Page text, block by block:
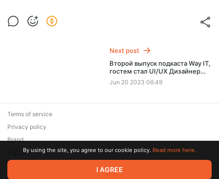
Next post
Второй выпуск подкаста Way IT,
гостем стал UI/UX Дизайнер
Денис Коробов
Jun 20 2023 06:49
© 2026 Zaya Solutions Limited. All rights reserved. All trademarks
are the property of their respective owners.
Terms of service
Privacy policy
Brand
SupportBy using the site, you agree to our cookie policy. Read more here.
I AGREE